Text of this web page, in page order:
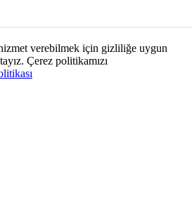
verebilmek için gizliliğe uygun
Çerez politikamızı